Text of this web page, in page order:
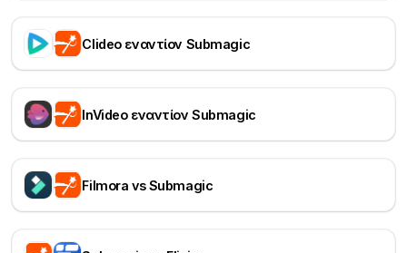
Clideo εναντίον Submagic
InVideo εναντίον Submagic
Filmora vs Submagic